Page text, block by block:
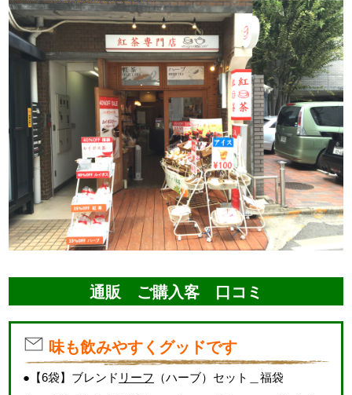
通販 ご購入客 口コミ
味も飲みやすくグッドです
●【6袋】ブレンド リーフ
（ハーブ）セット＿福袋